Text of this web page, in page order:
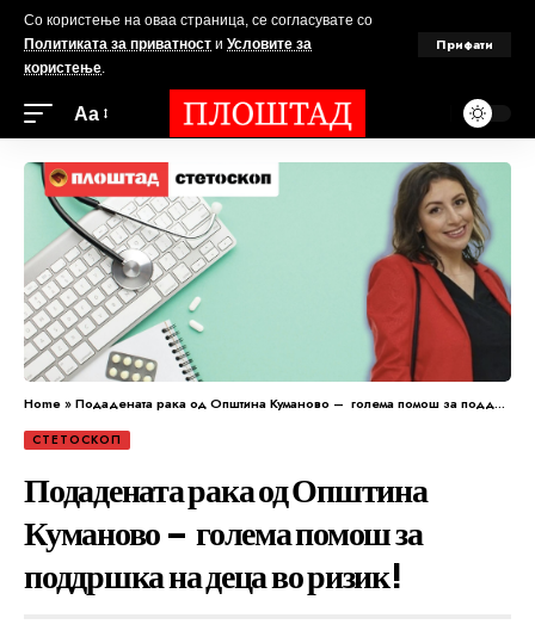
Со користење на оваа страница, се согласувате со
Политиката за приватност и Условите за
користење.
Прифати
Аа
Home»Подадената рака од Општина Куманово – голема помош за поддршка на деца во ризик!
СТЕТОСКОП
Подадената рака од Општина
Куманово – голема помош за
поддршка на деца во ризик!